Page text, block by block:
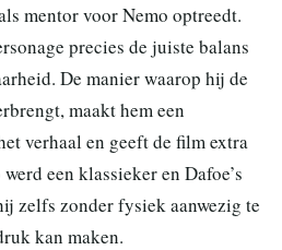
mentor voor Nemo optreedt.
precies de juiste balans
De manier waarop hij de
maakt hem een
verhaal en geeft de film extra
een klassieker en Dafoe’s
zelfs zonder fysiek aanwezig te
kan maken.